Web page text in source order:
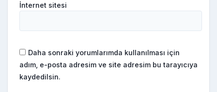
İnternet sitesi
Daha sonraki yorumlarımda kullanılması için
adım, e-posta adresim ve site adresim bu tarayıcıya
kaydedilsin.